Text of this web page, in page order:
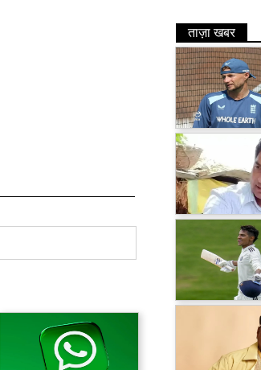
ताज़ा खबर